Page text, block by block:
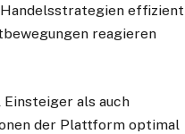
Handelsstrategien effizient
reagieren
als auch
der Plattform optimal